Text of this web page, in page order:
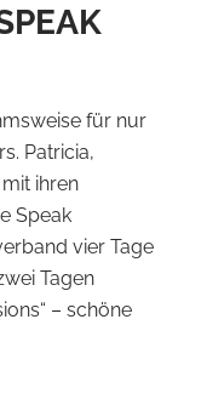
für nur
Patricia,
ihren
Speak
vier Tage
Tagen
– schöne